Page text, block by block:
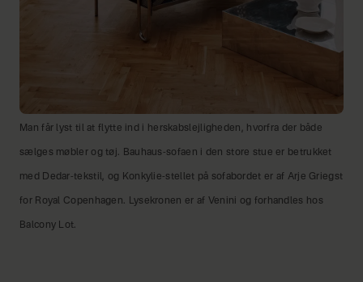
Man får lyst til at flytte ind i herskabslejligheden, hvorfra der både
sælges møbler og tøj. Bauhaus-sofaen i den store stue er betrukket
med Dedar-tekstil, og Konkylie-stellet på sofabordet er af Arje Griegst
for Royal Copenhagen. Lysekronen er af Venini og forhandles hos
Balcony Lot.